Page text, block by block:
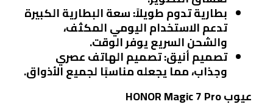
بطارية تدوم طويلاً: سعة البطارية الكبيرة
تدعم الاستخدام اليومي المكثف،
والشحن السريع يوفر الوقت.
تصميم أنيق: تصميم الهاتف عصري
وجذاب، مما يجعله مناسبًا لجميع الأذواق.
عيوب HONOR Magic 7 Pro